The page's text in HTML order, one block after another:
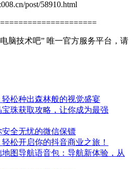
post/58910.html
电脑技术吧” 唯一官方服务平台，请
松种出森林般的视觉盛宴
珠获取攻略，让你成为最强
全无忧的微信保镖
松开启你的抖音商业之旅！
图导航语音包：导航新体验，从